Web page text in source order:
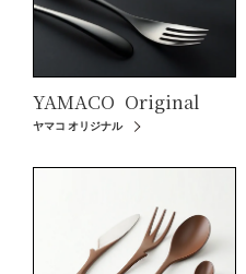
YAMACO Original
ヤマコ オリジナル